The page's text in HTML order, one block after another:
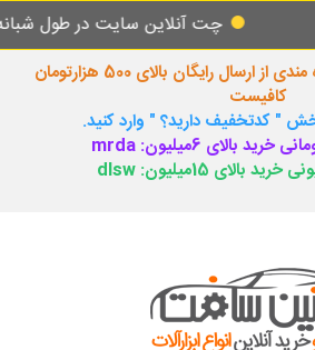
چت آنلاین سایت در طول شبانه روز
توجه مهم : حتما برای بهره مندی از ارسال رایگان بالای 500 هزارتومان
کافیست